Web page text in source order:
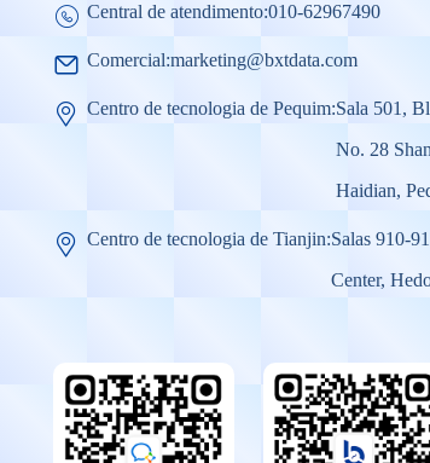
Central de atendimento:010-62967490
Comercial:marketing@bxtdata.com
Centro de tecnologia de Pequim:Sala 501,
No. 28
Haidian,
Centro de tecnologia de Tianjin:Salas 910-
Center,